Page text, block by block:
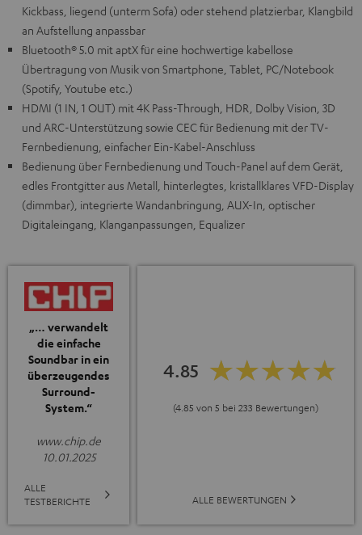
Kickbass, liegend (unterm Sofa) oder stehend platzierbar, Klangbild
an Aufstellung anpassbar
Bluetooth® 5.0 mit aptX für eine hochwertige kabellose
Übertragung von Musik von Smartphone, Tablet, PC/Notebook
(Spotify, Youtube etc.)
HDMI (1 IN, 1 OUT) mit 4K Pass-Through, HDR, Dolby Vision, 3D
und ARC-Unterstützung sowie CEC für Bedienung mit der TV-
Fernbedienung, einfacher Ein-Kabel-Anschluss
Bedienung über Fernbedienung und Touch-Panel auf dem Gerät,
edles Frontgitter aus Metall, hinterlegtes, kristallklares VFD-Display
(dimmbar), integrierte Wandanbringung, AUX-In, optischer
Digitaleingang, Klanganpassungen, Equalizer
„… verwandelt
die einfache
Soundbar in ein
überzeugendes
Surround-
System.“
www.chip.de
10.01.2025
ALLE
TESTBERICHTE
4.85
(4.85 von 5 bei 233 Bewertungen)
ALLE BEWERTUNGEN